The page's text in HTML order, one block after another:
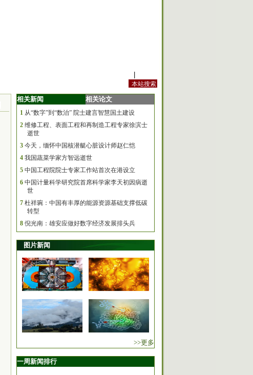
相关新闻 相关论文
1 从“数字”到“数治” 院士建言智慧国土建设
2 维修工程、表面工程和再制造工程专家徐滨士
逝世
3 今天，缅怀中国核潜艇心脏设计师赵仁恺
4 我国蔬菜学家方智远逝世
5 中国工程院院士专家工作站首次在港设立
6 中国计量科学研究院首席科学家李天初因病逝
世
7 杜祥琬：中国有丰厚的能源资源基础支撑低碳
转型
8 倪光南：雄安应做好数字经济发展排头兵
图片新闻
>>更多
一周新闻排行